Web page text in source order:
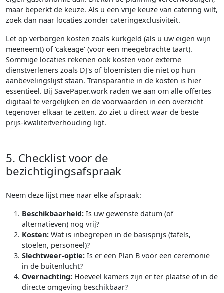
maar beperkt de keuze. Als u een vrije keuze van catering wilt,
zoek dan naar locaties zonder cateringexclusiviteit.
Let op verborgen kosten zoals kurkgeld (als u uw eigen wijn
meeneemt) of 'cakeage' (voor een meegebrachte taart).
Sommige locaties rekenen ook kosten voor externe
dienstverleners zoals DJ's of bloemisten die niet op hun
aanbevelingslijst staan. Transparantie in de kosten is hier
essentieel. Bij SavePaper.work raden we aan om alle offertes
digitaal te vergelijken en de voorwaarden in een overzicht
tegenover elkaar te zetten. Zo ziet u direct waar de beste
prijs-kwaliteitverhouding ligt.
5. Checklist voor de
bezichtigingsafspraak
Neem deze lijst mee naar elke afspraak:
Beschikbaarheid: Is uw gewenste datum (of
alternatieven) nog vrij?
Kosten: Wat is inbegrepen in de basisprijs (tafels,
stoelen, personeel)?
Slechtweer-optie: Is er een Plan B voor een ceremonie
in de buitenlucht?
Overnachting: Hoeveel kamers zijn er ter plaatse of in de
directe omgeving beschikbaar?